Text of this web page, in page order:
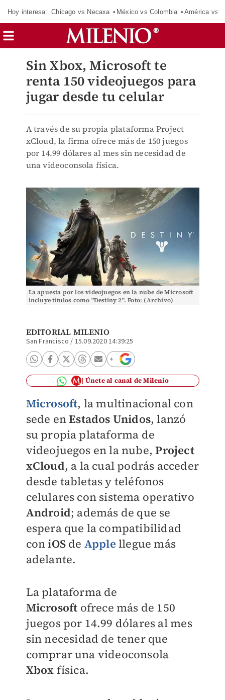
Hoy interesa: Chicago vs Necaxa México vs Colombia América vs
Sin Xbox, Microsoft te
renta 150 videojuegos para
jugar desde tu celular
A través de su propia plataforma Project
xCloud, la firma ofrece más de 150 juegos
por 14.99 dólares al mes sin necesidad de
una videoconsola física.
La apuesta por los videojuegos en la nube de Microsoft
incluye títulos como "Destiny 2". Foto: (Archivo)
EDITORIAL MILENIO
San Francisco / 15.09.2020 14:39:25
Únete al canal de Milenio
Microsoft, la multinacional con
sede enEstados Unidos, lanzó
su propia plataforma de
videojuegos en la nube,Project
xCloud, a la cual podrás acceder
desde tabletas y teléfonos
celulares con sistema operativo
Android; además de que se
espera que la compatibilidad
coniOSde Apple llegue más
adelante.
La plataforma de
Microsoft ofrece más de 150
juegos por 14.99 dólares al mes
sin necesidad de tener que
comprar una videoconsola
Xbox física.